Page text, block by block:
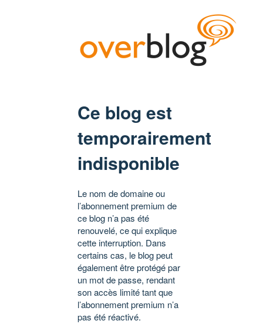
Ce blog est
temporairement
indisponible
Le nom de domaine ou
l’abonnement premium de
ce blog n’a pas été
renouvelé, ce qui explique
cette interruption. Dans
certains cas, le blog peut
également être protégé par
un mot de passe, rendant
son accès limité tant que
l’abonnement premium n’a
pas été réactivé.